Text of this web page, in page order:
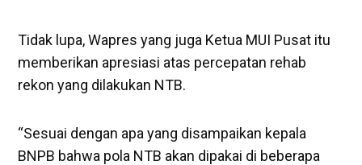
Tidak lupa, Wapres yang juga Ketua MUI Pusat itu
memberikan apresiasi atas percepatan rehab
rekon yang dilakukan NTB.
“Sesuai dengan apa yang disampaikan kepala
BNPB bahwa pola NTB akan dipakai di beberapa